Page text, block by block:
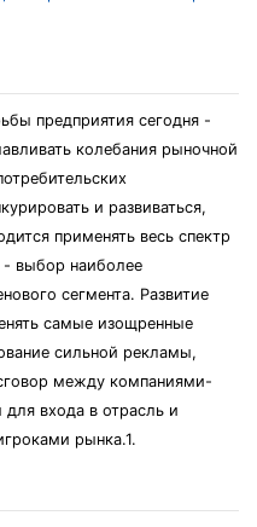
предприятия сегодня -
колебания рыночной
и развиваться,
применять весь спектр
- выбор наиболее
сегмента. Развитие
самые изощренные
сильной рекламы,
между компаниями-
входа в отрасль и
рынка.1.